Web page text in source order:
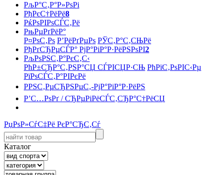
РљР°С‚Р°Р»РѕРі
РђРєС†РёРё8
РќРѕРІРѕСЃС‚Рё
РњРµРґРёР°
Р¤РѕС‚Рѕ Р’РёРґРµРѕ РЎС‚Р°С‚СЊРё
РђРґСЂРµСЃР° РјР°РіР°Р·РёРЅРѕРІ2
РљРѕРЅС‚Р°РєС‚С‹
РћР±СЂР°С‚РЅР°СЏ СЃРІСЏР·СЊ РћРїС‚РѕРІС‹Рµ
РїРѕСЃС‚Р°РІРєРё
РРЅС‚РµСЂРЅРµС‚-РјР°РіР°Р·РёРЅ
Р’С…РѕРґ / СЂРµРіРёСЃС‚СЂР°С†РёСЏ
РџРѕР»СѓС‡Рё РєР°СЂС‚Сѓ
Каталог